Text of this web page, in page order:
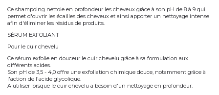
Ce shampoing nettoie en profondeur les cheveux grâce à son pH de 8 à 9 qui
permet d'ouvrir les écailles des cheveux et ainsi apporter un nettoyage intense
afin d'éliminer les résidus de produits.
SÉRUM EXFOLIANT
Pour le cuir chevelu
Ce sérum exfolie en douceur le cuir chevelu grâce à sa formulation aux
différents acides.
Son pH de 3,5 - 4,0 offre une exfoliation chimique douce, notamment grâce à
l'action de l'acide glycolique.
A utiliser lorsque le cuir chevelu a besoin d'un nettoyage en profondeur.